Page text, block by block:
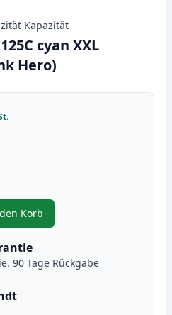
Kapazität
cyan XXL
Hero)
um anzupassen
Korb
, 2 stück Brother LC125C cyan
90 Tage Rückgabe